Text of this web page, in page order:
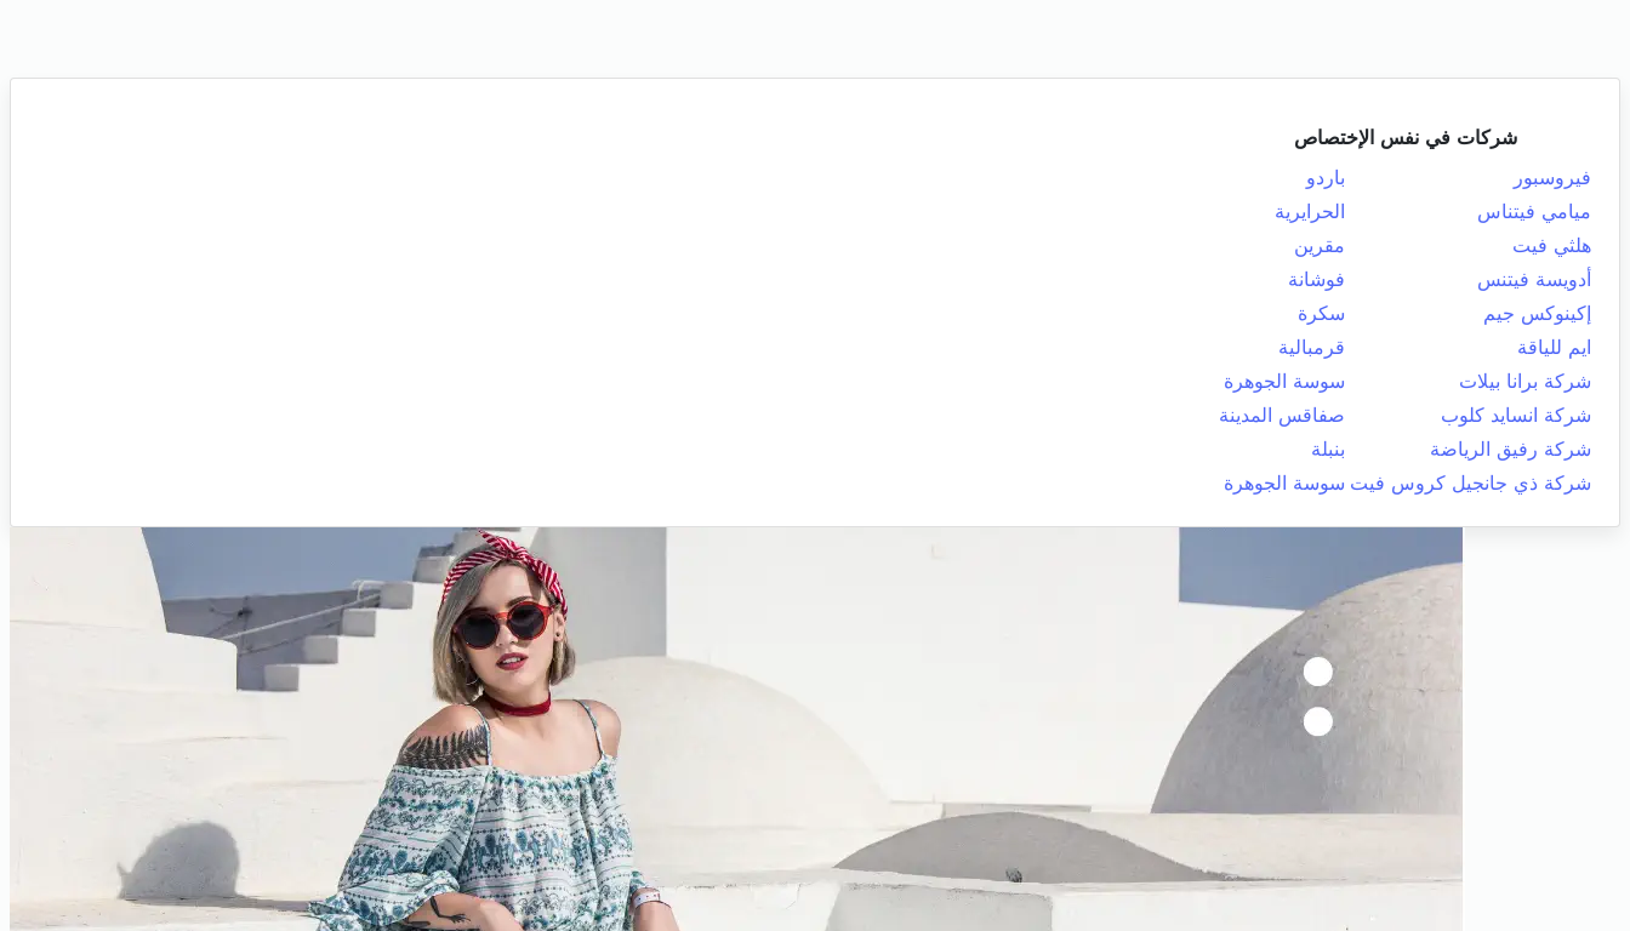
شركات في نفس الإختصاص
فيروسبور
باردو
ميامي فيتناس
الحرايرية
هلثي فيت
مقرين
أدويسة فيتنس
فوشانة
إكينوكس جيم
سكرة
ايم للياقة
قرمبالية
شركة برانا بيلات
سوسة الجوهرة
شركة انسايد كلوب
صفاقس المدينة
شركة رفيق الرياضة
بنبلة
شركة ذي جانجيل كروس فيت سوسة الجوهرة